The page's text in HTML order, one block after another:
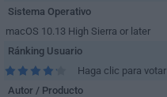
Sistema Operativo
macOS 10.13 High Sierra or later
Ránking Usuario
Haga clic para votar
Autor / Producto